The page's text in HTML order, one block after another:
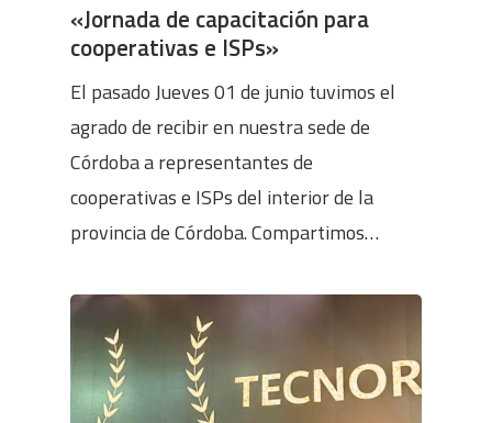
«Jornada de capacitación para
cooperativas e ISPs»
El pasado Jueves 01 de junio tuvimos el
agrado de recibir en nuestra sede de
Córdoba a representantes de
cooperativas e ISPs del interior de la
provincia de Córdoba. Compartimos…